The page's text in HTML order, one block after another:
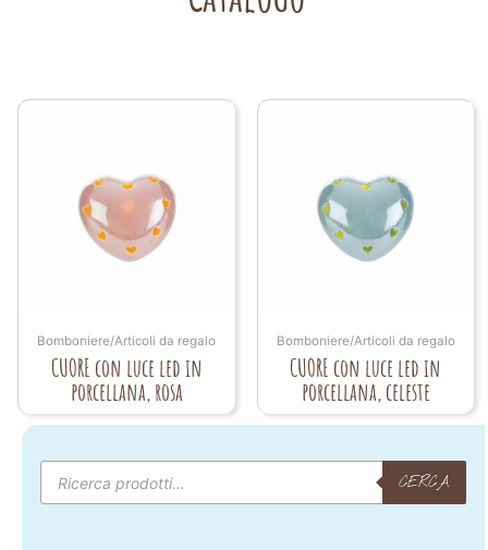
Bomboniere/Articoli da regalo
CUORE con luce led in
porcellana, rosa
Bomboniere/Articoli da regalo
CUORE con luce led in
porcellana, celeste
Products
search
CERCA